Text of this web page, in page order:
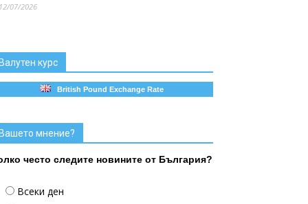
07/2026
курс
British Pound Exchange Rate
мнение?
често следите новините от България?
Всеки ден